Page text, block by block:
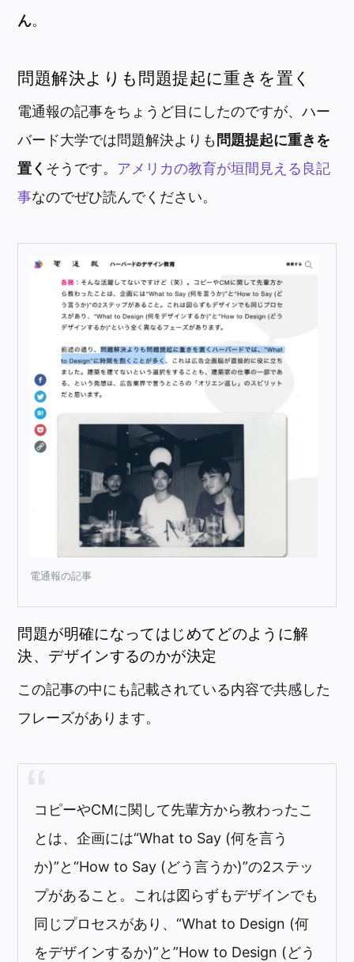
ん。
問題解決よりも問題提起に重きを置く
電通報の記事をちょうど目にしたのですが、ハー
バード大学では問題解決よりも 問題提起に重きを
置く そうです。 アメリカの教育が垣間見える良記
事なのでぜひ読んでください。
電通報の記事
問題が明確になってはじめてどのように解
決、デザインするのかが決定
この記事の中にも記載されている内容で共感した
フレーズがあります。
コピーやCMに関して先輩方から教わったこ
とは、企画には“What to Say (何を言う
か)”と“How to Say (どう言うか)”の2ステッ
プがあること。これは図らずもデザインでも
同じプロセスがあり、“What to Design (何
をデザインするか)”と”How to Design (どう